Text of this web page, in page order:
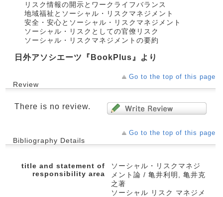
リスク情報の開示とワークライフバランス
地域福祉とソーシャル・リスクマネジメント
安全・安心とソーシャル・リスクマネジメント
ソーシャル・リスクとしての官僚リスク
ソーシャル・リスクマネジメントの要約
日外アソシエーツ『BookPlus』より
Go to the top of this page
Review
There is no review.
Go to the top of this page
Bibliography Details
title and statement of
responsibility area
ソーシャル・リスクマネジ
メント論 / 亀井利明, 亀井克
之著
ソーシャル リスク マネジメ